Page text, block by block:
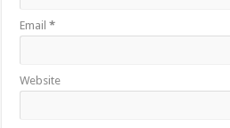
Email*
Website